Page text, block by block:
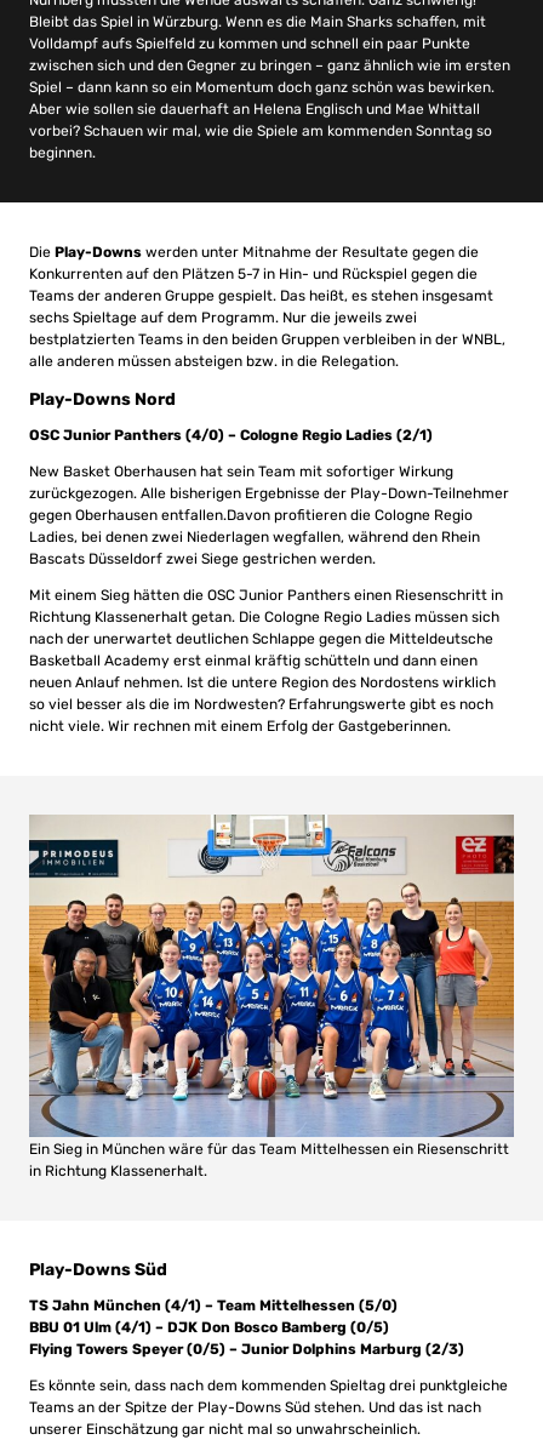
Bleibt das Spiel in Würzburg. Wenn es die Main Sharks schaffen, mit
Volldampf aufs Spielfeld zu kommen und schnell ein paar Punkte
zwischen sich und den Gegner zu bringen – ganz ähnlich wie im ersten
Spiel – dann kann so ein Momentum doch ganz schön was bewirken.
Aber wie sollen sie dauerhaft an Helena Englisch und Mae Whittall
vorbei? Schauen wir mal, wie die Spiele am kommenden Sonntag so
beginnen.
Die Play-Downs werden unter Mitnahme der Resultate gegen die
Konkurrenten auf den Plätzen 5-7 in Hin- und Rückspiel gegen die
Teams der anderen Gruppe gespielt. Das heißt, es stehen insgesamt
sechs Spieltage auf dem Programm. Nur die jeweils zwei
bestplatzierten Teams in den beiden Gruppen verbleiben in der WNBL,
alle anderen müssen absteigen bzw. in die Relegation.
Play-Downs Nord
OSC Junior Panthers (4/0) – Cologne Regio Ladies (2/1)
New Basket Oberhausen hat sein Team mit sofortiger Wirkung
zurückgezogen. Alle bisherigen Ergebnisse der Play-Down-Teilnehmer
gegen Oberhausen entfallen.Davon profitieren die Cologne Regio
Ladies, bei denen zwei Niederlagen wegfallen, während den Rhein
Bascats Düsseldorf zwei Siege gestrichen werden.
Mit einem Sieg hätten die OSC Junior Panthers einen Riesenschritt in
Richtung Klassenerhalt getan. Die Cologne Regio Ladies müssen sich
nach der unerwartet deutlichen Schlappe gegen die Mitteldeutsche
Basketball Academy erst einmal kräftig schütteln und dann einen
neuen Anlauf nehmen. Ist die untere Region des Nordostens wirklich
so viel besser als die im Nordwesten? Erfahrungswerte gibt es noch
nicht viele. Wir rechnen mit einem Erfolg der Gastgeberinnen.
Ein Sieg in München wäre für das Team Mittelhessen ein Riesenschritt
in Richtung Klassenerhalt.
Play-Downs Süd
TS Jahn München (4/1) – Team Mittelhessen (5/0)
BBU 01 Ulm (4/1) – DJK Don Bosco Bamberg (0/5)
Flying Towers Speyer (0/5) – Junior Dolphins Marburg (2/3)
Es könnte sein, dass nach dem kommenden Spieltag drei punktgleiche
Teams an der Spitze der Play-Downs Süd stehen. Und das ist nach
unserer Einschätzung gar nicht mal so unwahrscheinlich.